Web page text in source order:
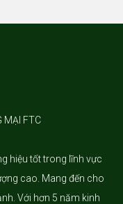
MẠI FTC
hiệu tốt trong lĩnh vực
cao. Mang đến cho
Với hơn 5 năm kinh